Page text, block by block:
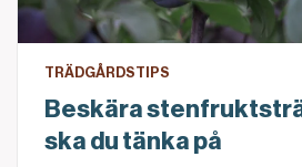
TRÄDGÅRDSTIPS
Beskära
ska du tänka på